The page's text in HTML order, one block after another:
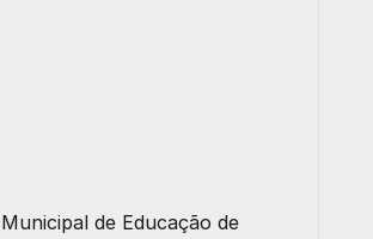
de Educação de